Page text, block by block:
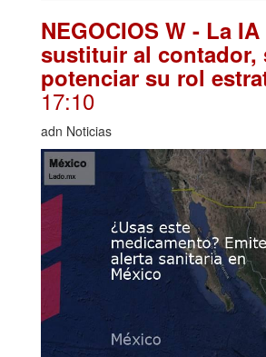
NEGOCIOS W - La
sustituir al contador,
potenciar su rol
17:10
adn Noticias